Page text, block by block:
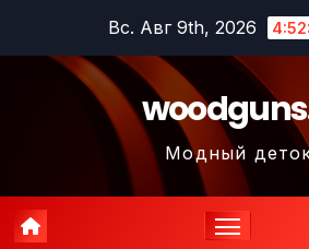
содержимому
Вс. Авг 9th, 2026
Модный